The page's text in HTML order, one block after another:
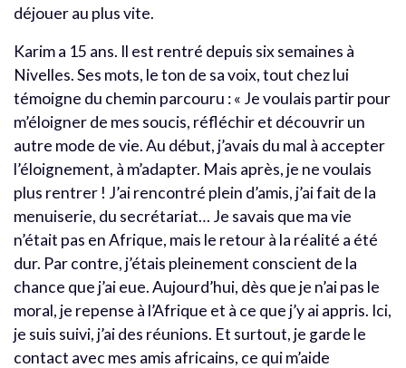
déjouer au plus vite.
Karim a 15 ans. Il est rentré depuis six semaines à
Nivelles. Ses mots, le ton de sa voix, tout chez lui
témoigne du chemin parcouru : « Je voulais partir pour
m’éloigner de mes soucis, réfléchir et découvrir un
autre mode de vie. Au début, j’avais du mal à accepter
l’éloignement, à m’adapter. Mais après, je ne voulais
plus rentrer ! J’ai rencontré plein d’amis, j’ai fait de la
menuiserie, du secrétariat… Je savais que ma vie
n’était pas en Afrique, mais le retour à la réalité a été
dur. Par contre, j’étais pleinement conscient de la
chance que j’ai eue. Aujourd’hui, dès que je n’ai pas le
moral, je repense à l’Afrique et à ce que j’y ai appris. Ici,
je suis suivi, j’ai des réunions. Et surtout, je garde le
contact avec mes amis africains, ce qui m’aide